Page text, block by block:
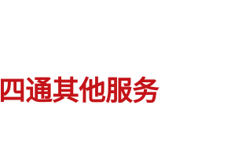
四通其他服务